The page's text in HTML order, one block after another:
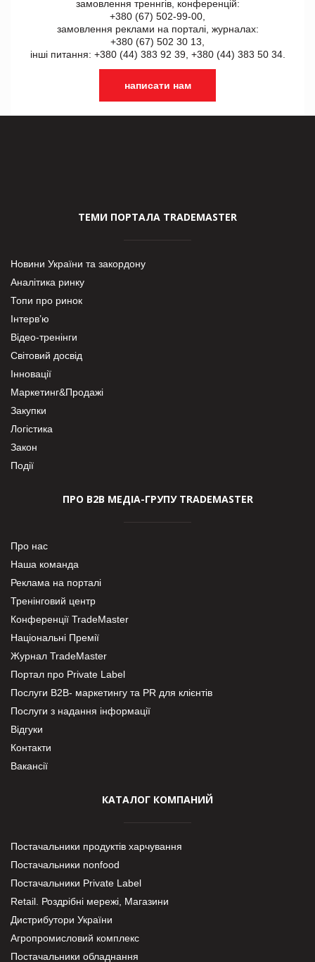
замовлення треннгів, конференцій:
+380 (67) 502-99-00,
замовлення реклами на порталі, журналах:
+380 (67) 502 30 13,
інші питання: +380 (44) 383 92 39, +380 (44) 383 50 34.
написати нам
ТЕМИ ПОРТАЛА TRADEMASTER
Новини України та закордону
Аналітика ринку
Топи про ринок
Інтерв’ю
Відео-тренінги
Світовий досвід
Інновації
Маркетинг&Продажі
Закупки
Логістика
Закон
Події
ПРО В2В МЕДІА-ГРУПУ TRADEMASTER
Про нас
Наша команда
Реклама на порталі
Тренінговий центр
Конференції TradeMaster
Національні Премії
Журнал TradeMaster
Портал про Private Label
Послуги В2В- маркетингу та PR для клієнтів
Послуги з надання інформації
Відгуки
Контакти
Вакансії
КАТАЛОГ КОМПАНИЙ
Постачальники продуктів харчування
Постачальники nonfood
Постачальники Private Label
Retail. Роздрібні мережі, Магазини
Дистрибутори України
Агропромисловий комплекс
Постачальники обладнання